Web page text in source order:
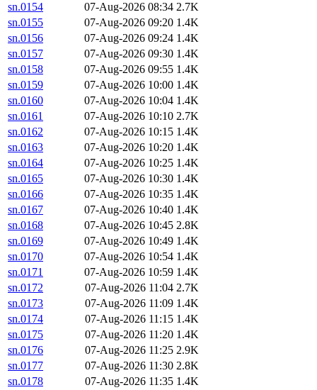
sn.0154
07-Aug-2026 08:34 2.7K
sn.0155
07-Aug-2026 09:20 1.4K
sn.0156
07-Aug-2026 09:24 1.4K
sn.0157
07-Aug-2026 09:30 1.4K
sn.0158
07-Aug-2026 09:55 1.4K
sn.0159
07-Aug-2026 10:00 1.4K
sn.0160
07-Aug-2026 10:04 1.4K
sn.0161
07-Aug-2026 10:10 2.7K
sn.0162
07-Aug-2026 10:15 1.4K
sn.0163
07-Aug-2026 10:20 1.4K
sn.0164
07-Aug-2026 10:25 1.4K
sn.0165
07-Aug-2026 10:30 1.4K
sn.0166
07-Aug-2026 10:35 1.4K
sn.0167
07-Aug-2026 10:40 1.4K
sn.0168
07-Aug-2026 10:45 2.8K
sn.0169
07-Aug-2026 10:49 1.4K
sn.0170
07-Aug-2026 10:54 1.4K
sn.0171
07-Aug-2026 10:59 1.4K
sn.0172
07-Aug-2026 11:04 2.7K
sn.0173
07-Aug-2026 11:09 1.4K
sn.0174
07-Aug-2026 11:15 1.4K
sn.0175
07-Aug-2026 11:20 1.4K
sn.0176
07-Aug-2026 11:25 2.9K
sn.0177
07-Aug-2026 11:30 2.8K
sn.0178
07-Aug-2026 11:35 1.4K